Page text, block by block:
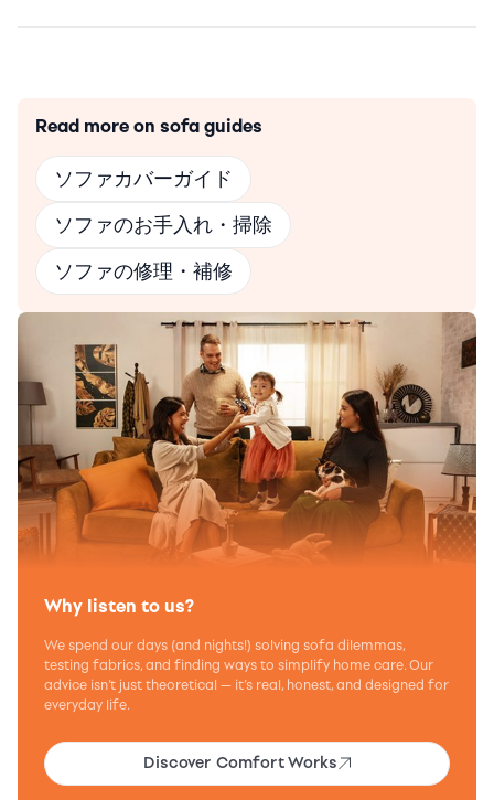
Read more on sofa guides
ソファカバーガイド
ソファのお手入れ・掃除
ソファの修理・補修
Why listen to us?
We spend our days (and nights!) solving sofa dilemmas,
testing fabrics, and finding ways to simplify home care. Our
advice isn’t just theoretical — it’s real, honest, and designed for
everyday life.
Discover Comfort Works